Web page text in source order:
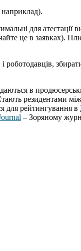
для атестації
це в заявках).
в
резидентами
для рейтингування в
– Зоряному